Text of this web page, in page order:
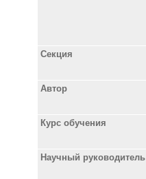
Секция
Автор
Курс обучения
Научный руководитель